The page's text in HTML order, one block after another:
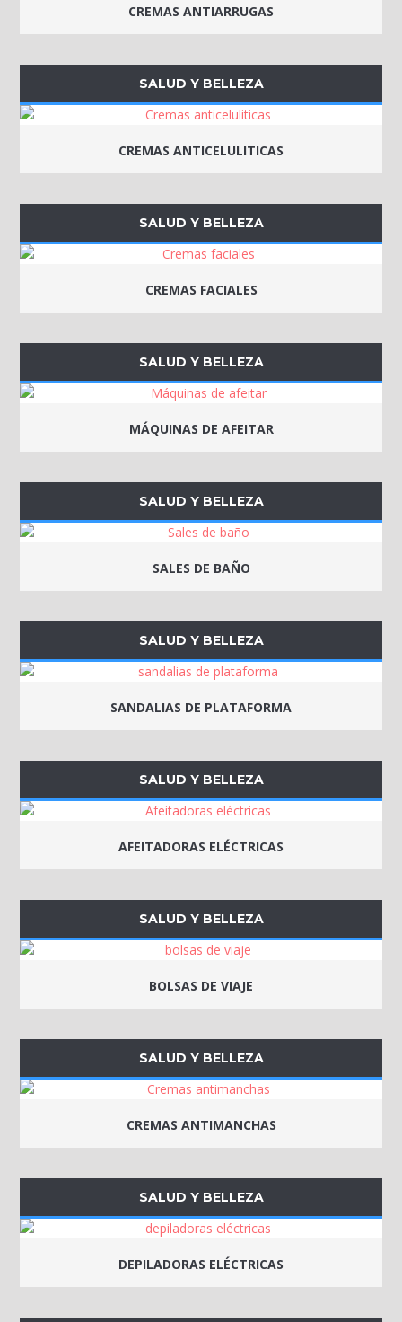
CREMAS ANTIARRUGAS
SALUD Y BELLEZA
CREMAS ANTICELULITICAS
SALUD Y BELLEZA
CREMAS FACIALES
SALUD Y BELLEZA
MÁQUINAS DE AFEITAR
SALUD Y BELLEZA
SALES DE BAÑO
SALUD Y BELLEZA
SANDALIAS DE PLATAFORMA
SALUD Y BELLEZA
AFEITADORAS ELÉCTRICAS
SALUD Y BELLEZA
BOLSAS DE VIAJE
SALUD Y BELLEZA
CREMAS ANTIMANCHAS
SALUD Y BELLEZA
DEPILADORAS ELÉCTRICAS